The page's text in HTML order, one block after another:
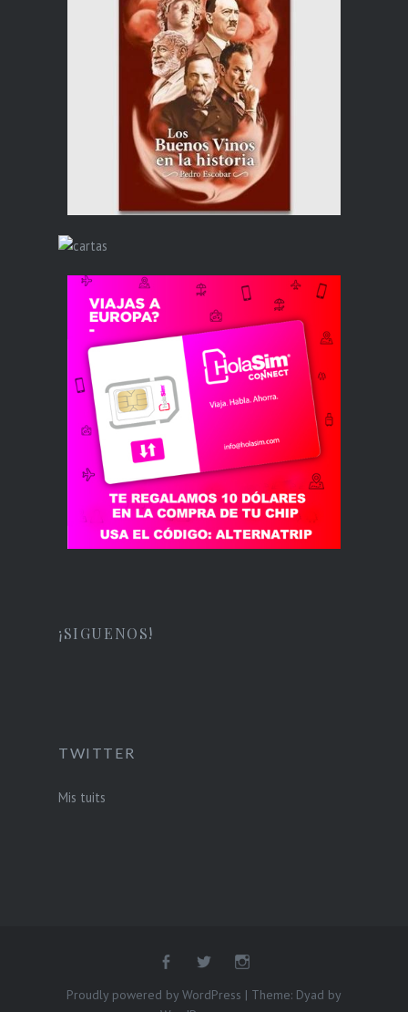
¡SIGUENOS!
TWITTER
Mis tuits
Proudly powered by WordPress | Theme: Dyad by